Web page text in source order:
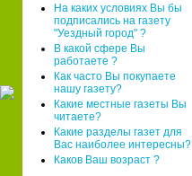
На каких условиях Вы бы
подписались на газету
"Уездный город" ?
В какой сфере Вы
работаете ?
Как часто Вы покупаете
нашу газету?
Какие местные газеты Вы
читаете?
Какие разделы газет для
Вас наиболее интересны?
Каков Ваш возраст ?